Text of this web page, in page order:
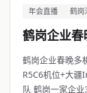
年会直播 鹤岗
鹤岗企业春
鹤岗企业春晚
R5C6机位+大
队 鹤岗一家企业